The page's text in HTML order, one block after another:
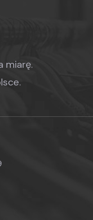
miarę.